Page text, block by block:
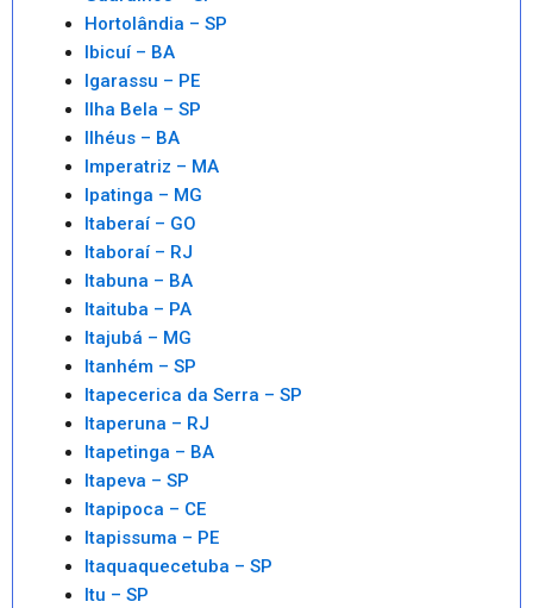
Hortolândia – SP
Ibicuí – BA
Igarassu – PE
Ilha Bela – SP
Ilhéus – BA
Imperatriz – MA
Ipatinga – MG
Itaberaí – GO
Itaboraí – RJ
Itabuna – BA
Itaituba – PA
Itajubá – MG
Itanhém – SP
Itapecerica da Serra – SP
Itaperuna – RJ
Itapetinga – BA
Itapeva – SP
Itapipoca – CE
Itapissuma – PE
Itaquaquecetuba – SP
Itu – SP